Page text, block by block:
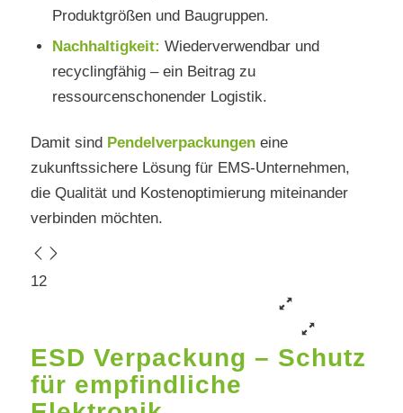
Produktgrößen und Baugruppen.
Nachhaltigkeit: Wiederverwendbar und
recyclingfähig – ein Beitrag zu
ressourcenschonender Logistik.
Damit sind Pendelverpackungeneine
zukunftssichere Lösung für EMS-Unternehmen,
die Qualität und Kostenoptimierung miteinander
verbinden möchten.
12
ESD Verpackung – Schutz
für empfindliche